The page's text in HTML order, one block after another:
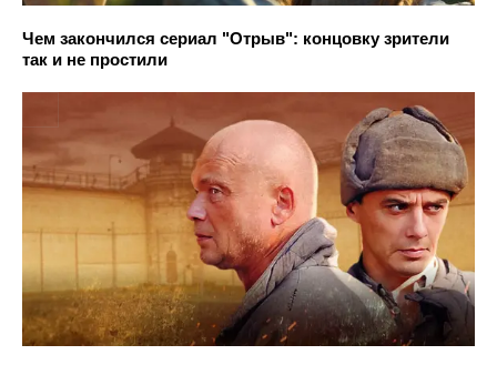
Чем закончился сериал "Отрыв": концовку зрители
так и не простили